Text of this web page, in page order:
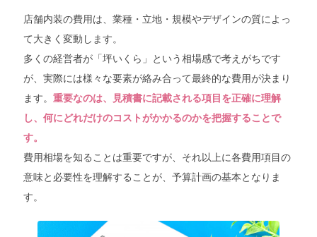
店舗内装の費用は、業種・立地・規模やデザインの質によっ
て大きく変動します。
多くの経営者が「坪いくら」という相場感で考えがちです
が、実際には様々な要素が絡み合って最終的な費用が決まり
ます。重要なのは、見積書に記載される項目を正確に理解
し、何にどれだけのコストがかかるのかを把握することで
す。
費用相場を知ることは重要ですが、それ以上に各費用項目の
意味と必要性を理解することが、予算計画の基本となりま
す。